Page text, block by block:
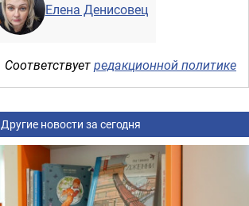
Елена Денисовец
Соответствуетредакционной политике
Другие новости за сегодня